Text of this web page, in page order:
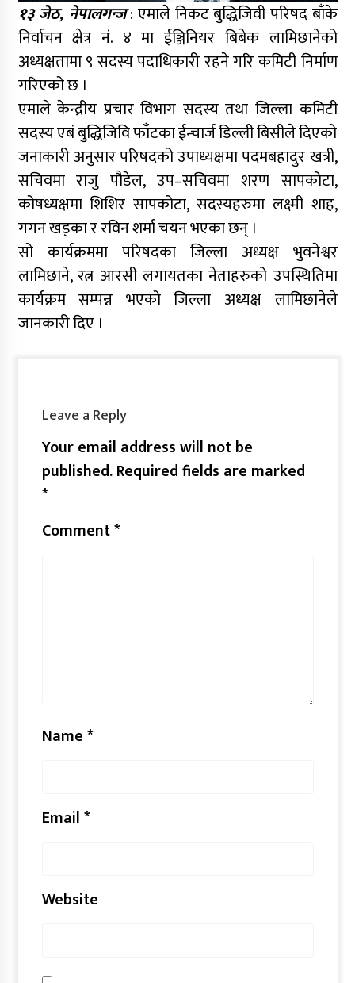
१३ जेठ, नेपालगन्ज: एमाले निकट बुद्धिजिवी परिषद बाँके
निर्वाचन क्षेत्र नं. ४ मा ईञ्जिनियर बिबेक लामिछानेको
अध्यक्षतामा ९ सदस्य पदाधिकारी रहने गरि कमिटी निर्माण
गरिएको छ ।
एमाले केन्द्रीय प्रचार विभाग सदस्य तथा जिल्ला कमिटी
सदस्य एबं बुद्धिजिवि फाँटका ईन्चार्ज डिल्ली बिसीले दिएको
जनाकारी अनुसार परिषदको उपाध्यक्षमा पदमबहादुर खत्री,
सचिवमा राजु पौडेल, उप–सचिवमा शरण सापकोटा,
कोषध्यक्षमा शिशिर सापकोटा, सदस्यहरुमा लक्ष्मी शाह,
गगन खड्का र रविन शर्मा चयन भएका छन् ।
सो कार्यक्रममा परिषदका जिल्ला अध्यक्ष भुवनेश्वर
लामिछाने, रत्न आरसी लगायतका नेताहरुको उपस्थितिमा
कार्यक्रम सम्पन्न भएको जिल्ला अध्यक्ष लामिछानेले
जानकारी दिए ।
Leave a Reply
Your email address will not be
published.Required fields are marked
*
Comment*
Name*
Email*
Website